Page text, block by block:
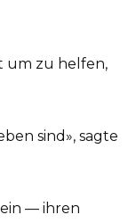
um zu helfen,
sind», sagte
ein — ihren